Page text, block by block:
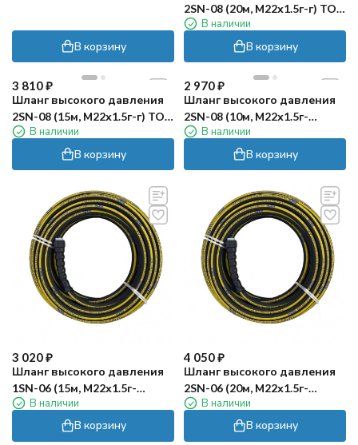
В корзину
2SN-08 (20м, М22х1.5г-г) TOR
CF В наличии
В корзину
3 810₽
Шланг высокого давления
2SN-08 (15м, М22х1.5г-г) TOR
CF В наличии
В корзину
2 970₽
Шланг высокого давления
2SN-08 (10м, М22х1.5г-
М22х1.5г) TOR CF
В наличии
В корзину
3 020₽
Шланг высокого давления
1SN-06 (15м, М22х1.5г-
М22х1.5г) TOR CF
В наличии
В корзину
4 050₽
Шланг высокого давления
2SN-06 (20м, М22х1.5г-
М22х1.5г) TOR CF
В наличии
В корзину